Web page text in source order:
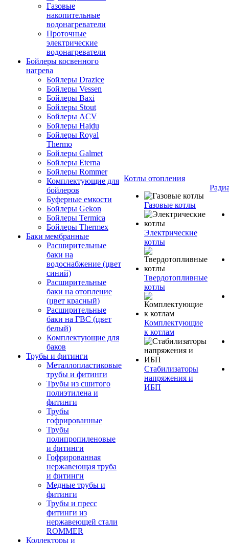
Газовые
накопительные
водонагреватели
Проточные
электрические
водонагреватели
Бойлеры косвенного
нагрева
Бойлеры Drazice
Бойлеры Vessen
Бойлеры Baxi
Бойлеры Stout
Бойлеры ACV
Бойлеры Hajdu
Бойлеры Royal
Thermo
Бойлеры Galmet
Бойлеры Eterna
Бойлеры Rommer
Комплектующие для
бойлеров
Буферные емкости
Бойлеры Gekon
Бойлеры Termica
Бойлеры Thermex
Баки мембранные
Расширительные
баки на
водоснабжение (цвет
синий)
Расширительные
баки на отопление
(цвет красный)
Расширительные
баки на ГВС (цвет
белый)
Комплектующие для
баков
Трубы и фитинги
Металлопластиковые
трубы и фитинги
Трубы из сшитого
полиэтилена и
фитинги
Трубы
гофрированные
Трубы
полипропиленовые
и фитинги
Гофрированная
нержавеющая труба
и фитинги
Медные трубы и
фитинги
Трубы и пресс
фитинги из
нержавеющей стали
ROMMER
Коллекторы и
Котлы отопления
Газовые котлы
Электрические
котлы
Твердотопливные
котлы
Комплектующие
к котлам
Стабилизаторы
напряжения и
ИБП